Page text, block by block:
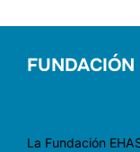
FUNDACIÓN
La Fundación